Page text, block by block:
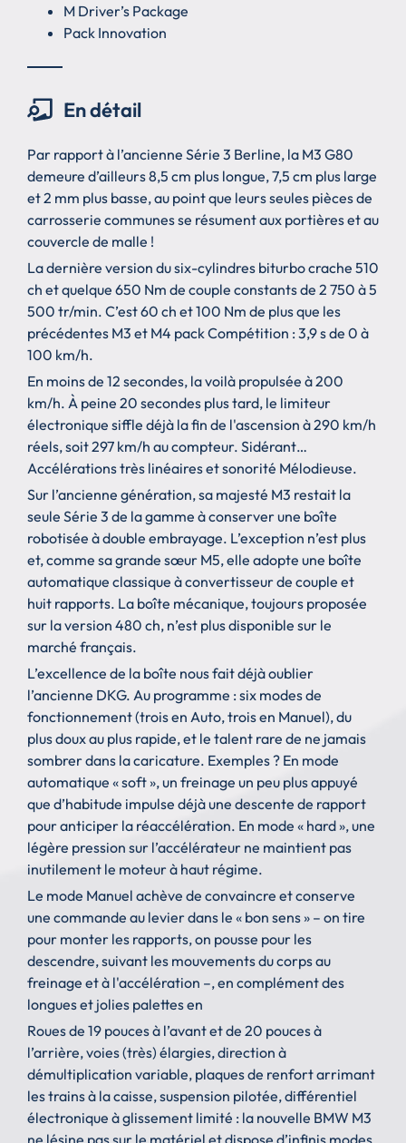
M Driver’s Package
Pack Innovation
En détail
Par rapport à l’ancienne Série 3 Berline, la M3 G80
demeure d’ailleurs 8,5 cm plus longue, 7,5 cm plus large
et 2 mm plus basse, au point que leurs seules pièces de
carrosserie communes se résument aux portières et au
couvercle de malle !
La dernière version du six-cylindres biturbo crache 510
ch et quelque 650 Nm de couple constants de 2 750 à 5
500 tr/min. C’est 60 ch et 100 Nm de plus que les
précédentes M3 et M4 pack Compétition : 3,9 s de 0 à
100 km/h.
En moins de 12 secondes, la voilà propulsée à 200
km/h. À peine 20 secondes plus tard, le limiteur
électronique siffle déjà la fin de l'ascension à 290 km/h
réels, soit 297 km/h au compteur. Sidérant…
Accélérations très linéaires et sonorité Mélodieuse.
Sur l’ancienne génération, sa majesté M3 restait la
seule Série 3 de la gamme à conserver une boîte
robotisée à double embrayage. L’exception n’est plus
et, comme sa grande sœur M5, elle adopte une boîte
automatique classique à convertisseur de couple et
huit rapports. La boîte mécanique, toujours proposée
sur la version 480 ch, n’est plus disponible sur le
marché français.
L’excellence de la boîte nous fait déjà oublier
l’ancienne DKG. Au programme : six modes de
fonctionnement (trois en Auto, trois en Manuel), du
plus doux au plus rapide, et le talent rare de ne jamais
sombrer dans la caricature. Exemples ? En mode
automatique « soft », un freinage un peu plus appuyé
que d’habitude impulse déjà une descente de rapport
pour anticiper la réaccélération. En mode « hard », une
légère pression sur l’accélérateur ne maintient pas
inutilement le moteur à haut régime.
Le mode Manuel achève de convaincre et conserve
une commande au levier dans le « bon sens » – on tire
pour monter les rapports, on pousse pour les
descendre, suivant les mouvements du corps au
freinage et à l'accélération –, en complément des
longues et jolies palettes en
Roues de 19 pouces à l’avant et de 20 pouces à
l’arrière, voies (très) élargies, direction à
démultiplication variable, plaques de renfort arrimant
les trains à la caisse, suspension pilotée, différentiel
électronique à glissement limité : la nouvelle BMW M3
ne lésine pas sur le matériel et dispose d’infinis modes